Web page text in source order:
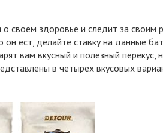
своем здоровье и следит за своим
ест, делайте ставку на данные
вам вкусный и полезный перекус,
в четырех вкусовых